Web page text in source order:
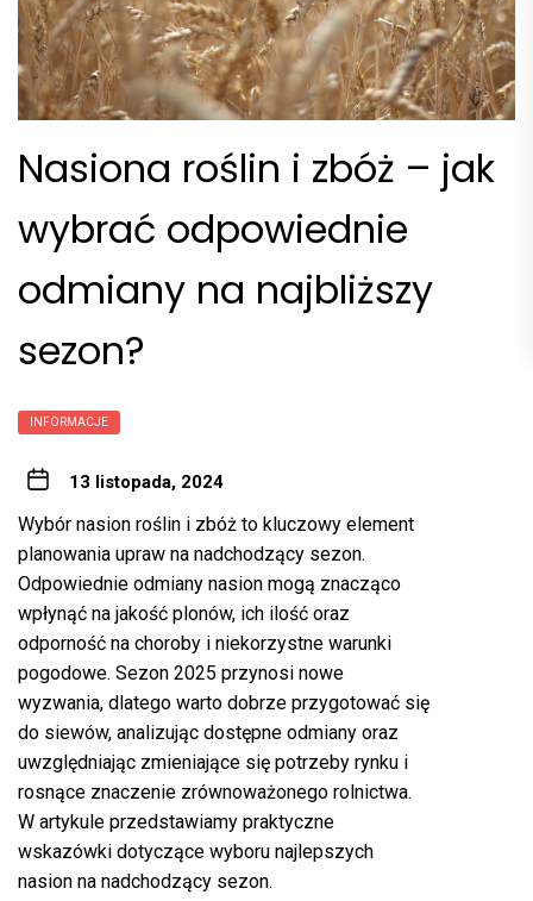
Nasiona roślin i zbóż – jak
wybrać odpowiednie
odmiany na najbliższy
sezon?
INFORMACJE
13 listopada, 2024
Wybór nasion roślin i zbóż to kluczowy element
planowania upraw na nadchodzący sezon.
Odpowiednie odmiany nasion mogą znacząco
wpłynąć na jakość plonów, ich ilość oraz
odporność na choroby i niekorzystne warunki
pogodowe. Sezon 2025 przynosi nowe
wyzwania, dlatego warto dobrze przygotować się
do siewów, analizując dostępne odmiany oraz
uwzględniając zmieniające się potrzeby rynku i
rosnące znaczenie zrównoważonego rolnictwa.
W artykule przedstawiamy praktyczne
wskazówki dotyczące wyboru najlepszych
nasion na nadchodzący sezon.